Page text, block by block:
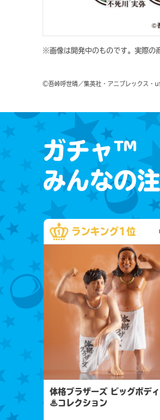
※画像は開発中のものです。実際の
©吾峠呼世晴／集英社・アニプレックス
ガチャ™
みんなの
ランキング1位
体格ブラザーズ ビッグボデ
♨コレクション